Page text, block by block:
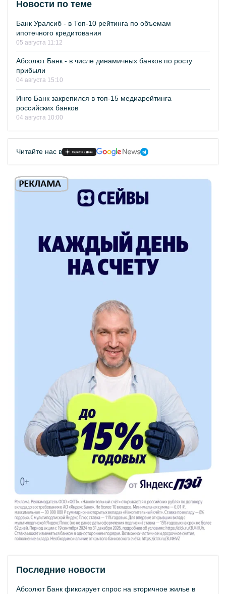
Новости по теме
Банк Уралсиб - в Топ-10 рейтинга по объемам
ипотечного кредитования
05 августа 11:12
Абсолют Банк - в числе динамичных банков по росту
прибыли
04 августа 15:10
Инго Банк закрепился в топ-15 медиарейтинга
российских банков
04 августа 10:00
Читайте нас в
Последние новости
Абсолют Банк фиксирует спрос на вторичное жилье в